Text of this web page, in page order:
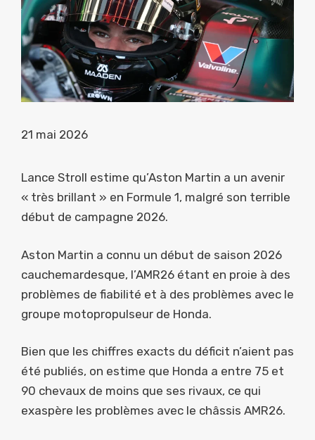
21 mai 2026
Lance Stroll estime qu’Aston Martin a un avenir
« très brillant » en Formule 1, malgré son terrible
début de campagne 2026.
Aston Martin a connu un début de saison 2026
cauchemardesque, l’AMR26 étant en proie à des
problèmes de fiabilité et à des problèmes avec le
groupe motopropulseur de Honda.
Bien que les chiffres exacts du déficit n’aient pas
été publiés, on estime que Honda a entre 75 et
90 chevaux de moins que ses rivaux, ce qui
exaspère les problèmes avec le châssis AMR26.